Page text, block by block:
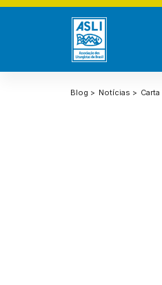
Blog > Notícias >